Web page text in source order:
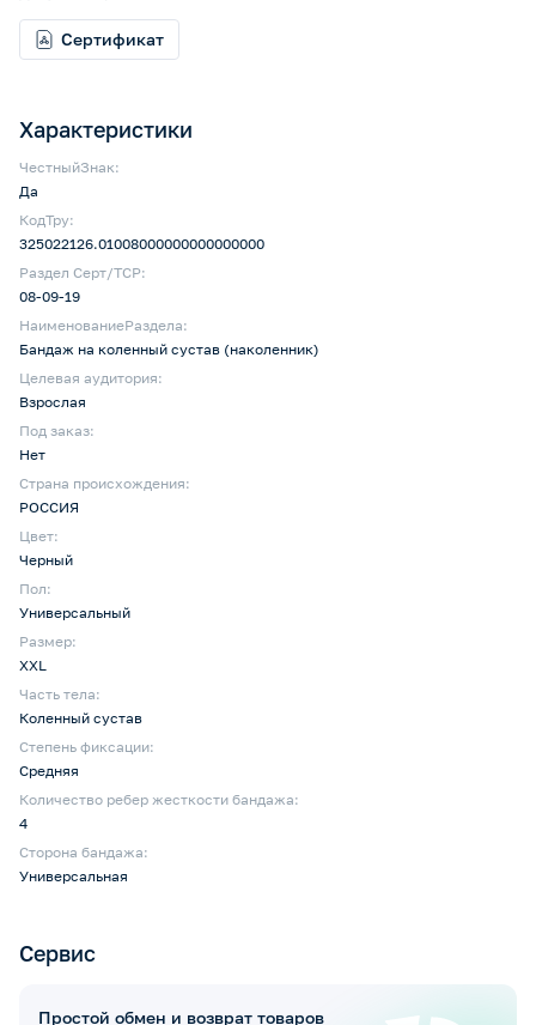
Характеристики
ЧестныйЗнак:
Да
КодТру:
325022126.01008000000000000000
Раздел Серт/ТСР:
08-09-19
НаименованиеРаздела:
Бандаж на коленный сустав (наколенник)
Целевая аудитория:
Взрослая
Под заказ:
Нет
Страна происхождения:
РОССИЯ
Цвет:
Черный
Пол:
Универсальный
Размер:
XXL
Часть тела:
Коленный сустав
Степень фиксации:
Средняя
Количество ребер жесткости бандажа:
4
Сторона бандажа:
Универсальная
Сертификат
Сервис
Простой обмен и возврат товаров